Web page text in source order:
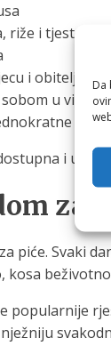
Da
riže i tjestenine
i obitelj
u
i
za
piće. Svaki
kosa
popularnije